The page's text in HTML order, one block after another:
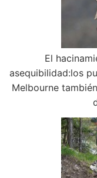
El
asequibilidad:los
Melbourne